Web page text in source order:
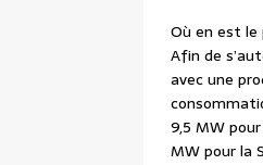
Où en est le
Afin de
avec une
9,5 MW
MW pour la